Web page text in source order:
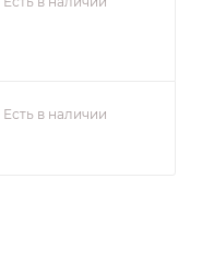
Есть в наличии